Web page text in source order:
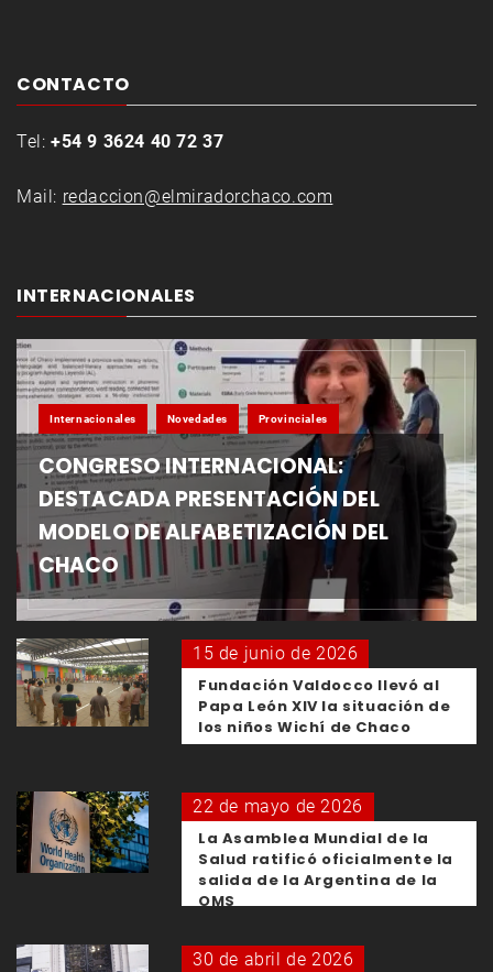
CONTACTO
Tel: +54 9 3624 40 72 37
Mail: redaccion@elmiradorchaco.com
INTERNACIONALES
Internacionales Novedades Provinciales
CONGRESO INTERNACIONAL:
DESTACADA PRESENTACIÓN DEL
MODELO DE ALFABETIZACIÓN DEL
CHACO
15 de junio de 2026
Fundación Valdocco llevó al
Papa León XIV la situación de
los niños Wichí de Chaco
22 de mayo de 2026
La Asamblea Mundial de la
Salud ratificó oficialmente la
salida de la Argentina de la
OMS
30 de abril de 2026